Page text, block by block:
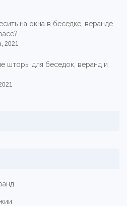
на окна в беседке, веранде
2021
шторы для беседок, веранд и